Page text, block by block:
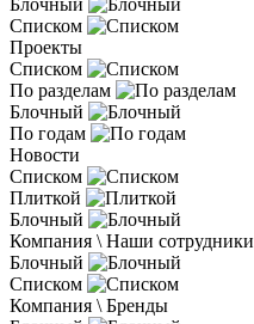
Блочный
Списком
Проекты
Списком
По разделам
Блочный
По годам
Новости
Списком
Плиткой
Блочный
Компания \ Наши сотрудники
Блочный
Списком
Компания \ Бренды